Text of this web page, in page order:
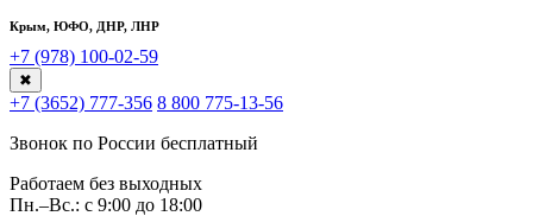
Крым, ЮФО, ДНР, ЛНР
+7 (978) 100-02-59
✖
+7 (3652) 777-356 8 800 775-13-56
Звонок по России бесплатный
Работаем без выходных
Пн.–Вс.: с 9:00 до 18:00